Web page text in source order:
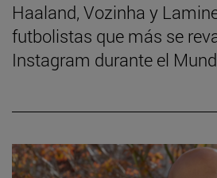
Haaland, Vozinha y
futbolistas que más se
Instagram durante el